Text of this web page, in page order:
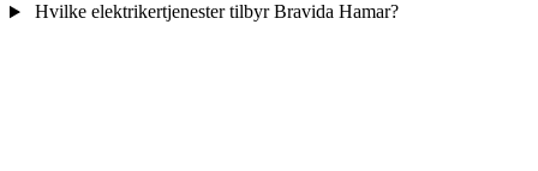
Hvilke elektrikertjenester tilbyr Bravida Hamar?